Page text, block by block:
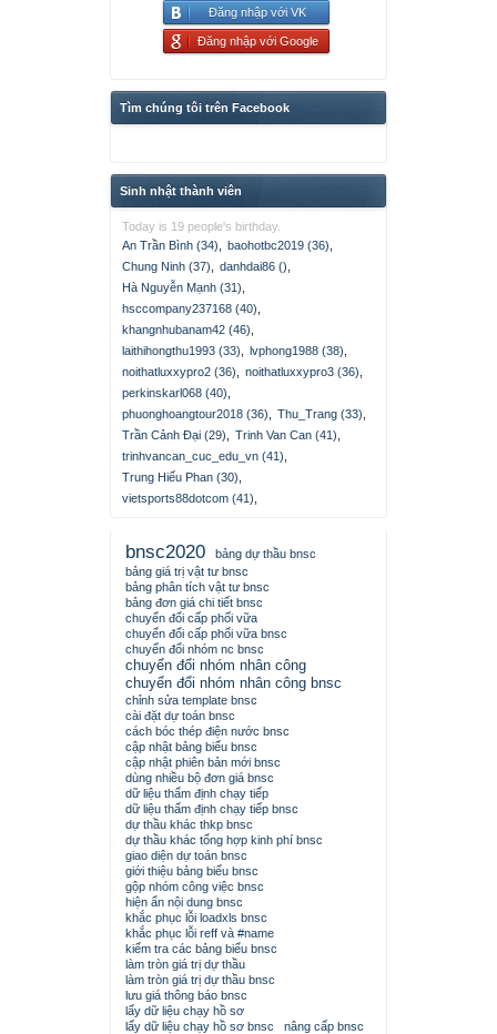
Đăng nhập với VK
Đăng nhập với Google
Tìm chúng tôi trên Facebook
Sinh nhật thành viên
Today is 19 people's birthday.
An Trần Bình (34)
baohotbc2019 (36)
Chung Ninh (37)
danhdai86 ()
Hà Nguyễn Mạnh (31)
hsccompany237168 (40)
khangnhubanam42 (46)
laithihongthu1993 (33)
lvphong1988 (38)
noithatluxxypro2 (36)
noithatluxxypro3 (36)
perkinskarl068 (40)
phuonghoangtour2018 (36)
Thu_Trang (33)
Trần Cảnh Đại (29)
Trinh Van Can (41)
trinhvancan_cuc_edu_vn (41)
Trung Hiếu Phan (30)
vietsports88dotcom (41)
bnsc2020
bảng dự thầu bnsc
bảng giá trị vật tư bnsc
bảng phân tích vật tư bnsc
bảng đơn giá chi tiết bnsc
chuyển đổi cấp phối vữa
chuyển đổi cấp phối vữa bnsc
chuyển đổi nhóm nc bnsc
chuyển đổi nhóm nhân công
chuyển đổi nhóm nhân công bnsc
chỉnh sửa template bnsc
cài đặt dự toán bnsc
cách bóc thép điện nước bnsc
cập nhật bảng biểu bnsc
cập nhật phiên bản mới bnsc
dùng nhiều bộ đơn giá bnsc
dữ liệu thẩm định chạy tiếp
dữ liệu thẩm định chạy tiếp bnsc
dự thầu khác thkp bnsc
dự thầu khác tổng hợp kinh phí bnsc
giao diện dự toán bnsc
giới thiệu bảng biểu bnsc
gộp nhóm công việc bnsc
hiện ẩn nội dung bnsc
khắc phục lỗi loadxls bnsc
khắc phục lỗi reff và #name
kiểm tra các bảng biểu bnsc
làm tròn giá trị dự thầu
làm tròn giá trị dự thầu bnsc
lưu giá thông báo bnsc
lấy dữ liệu chạy hồ sơ
lấy dữ liệu chạy hồ sơ bnsc
nâng cấp bnsc